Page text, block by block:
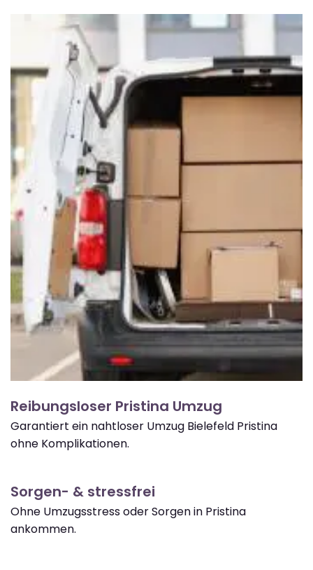
Reibungsloser Pristina Umzug
Garantiert ein nahtloser Umzug Bielefeld Pristina
ohne Komplikationen.
Sorgen- & stressfrei
Ohne Umzugsstress oder Sorgen in Pristina
ankommen.